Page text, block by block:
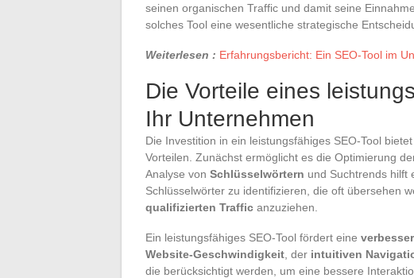
seinen organischen Traffic und damit seine
solches Tool eine wesentliche strategische
Weiterlesen : Erfahrungsbericht: Ein SEO-Tool im
Die Vorteile eines
Ihr Unternehmen
Die Investition in ein leistungsfähiges SEO-Tool
Vorteilen. Zunächst ermöglicht es die Optimierung
Analyse von Schlüsselwörtern und Suchtrends hilft
Schlüsselwörter zu identifizieren, die oft übersehen
qualifizierten Traffic anzuziehen.
Ein leistungsfähiges SEO-Tool fördert eine
Website-Geschwindigkeit , der intuitiven
die berücksichtigt werden, um eine bessere